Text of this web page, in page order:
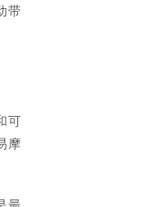
带
可
摩